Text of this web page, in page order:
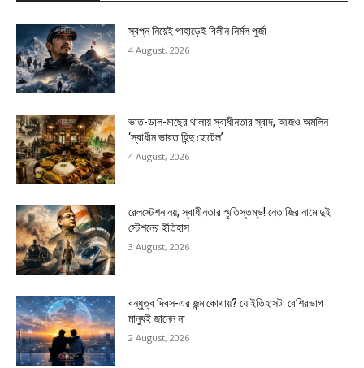
স্বপ্ন নিয়েই পাহাড়েই বিলীন নির্মল পুর্জা
4 August, 2026
ভাত-ডাল-মাছের থালায় স্বাধীনতার স্বাদ, আজও অমলিন
‘স্বাধীন ভারত হিন্দু হোটেল’
4 August, 2026
রেলস্টেশন নয়, স্বাধীনতার স্মৃতিস্তম্ভ! নেতাজির নামে দুই
স্টেশনের ইতিহাস
3 August, 2026
বন্ধুত্ব দিবস-এর জন্ম কোথায়? যে ইতিহাসটা বেশিরভাগ
মানুষই জানেন না
2 August, 2026